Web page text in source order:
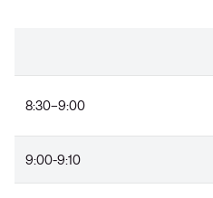
8:30–9:00
9:00-9:10